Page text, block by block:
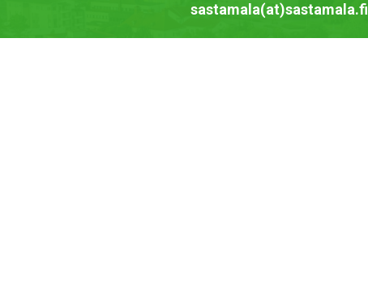
sastamala(at)sastamala.fi